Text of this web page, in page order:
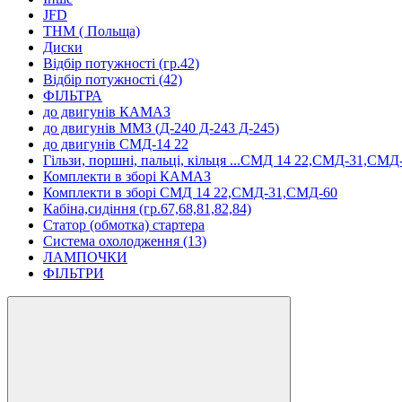
JFD
ТНМ ( Польща)
Диски
Відбір потужності (гр.42)
Відбір потужності (42)
ФІЛЬТРА
до двигунів КАМАЗ
до двигунів ММЗ (Д-240 Д-243 Д-245)
до двигунів СМД-14 22
Гільзи, поршні, пальці, кільця ...СМД 14 22,СМД-
Комплекти в зборі КАМАЗ
Комплекти в зборі СМД 14 22,СМД-31,СМД-60
Кабіна,сидіння (гр.67,68,81,82,84)
Статор (обмотка) стартера
Система охолодження (13)
ЛАМПОЧКИ
ФІЛЬТРИ